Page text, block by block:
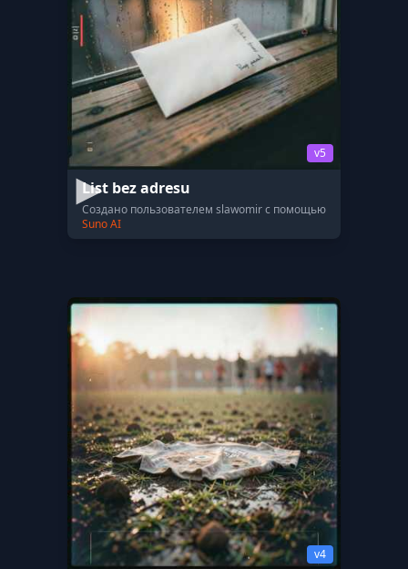
v5
List bez adresu
Создано пользователем slawomir с помощью
Suno AI
v4